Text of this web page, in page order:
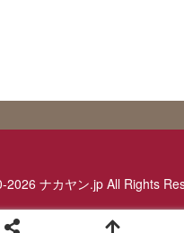
ナカヤン.jp All Rights